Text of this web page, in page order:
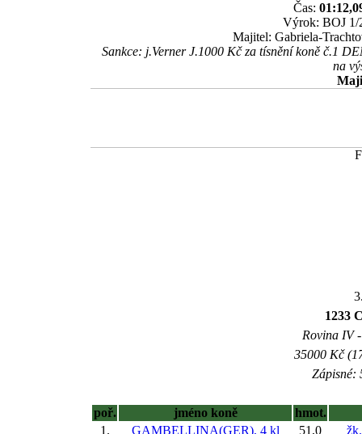
Čas:
Výrok: BOJ 1/
Majitel: Gabriela-
Sankce: j.Verner J.1000 Kč za tísnění koně č.1
na
1233
Rovina IV
35000 Kč
Zápisné:
poř. jméno koně
hmot.
1.
GAMBELLINA(GER), 4 kl 51,0